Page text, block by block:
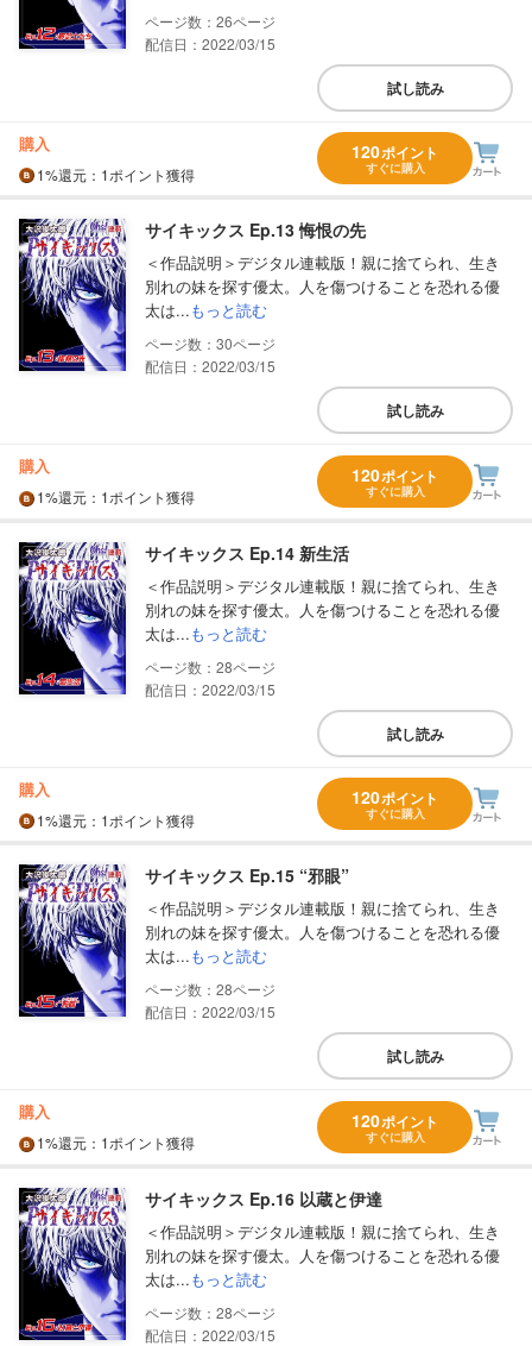
26
配信日：2022/03/15
試し読み
購入
1%還元 ：1ポイント獲得
120ポイント
すぐに購入
サイキックス Ep.13 悔恨の先
＜作品説明＞デジタル連載版！親に捨てられ、生き
別れの妹を探す優太。人を傷つけることを恐れる優
太は...もっと読む
30
配信日：2022/03/15
試し読み
購入
1%還元 ：1ポイント獲得
120ポイント
すぐに購入
サイキックス Ep.14 新生活
＜作品説明＞デジタル連載版！親に捨てられ、生き
別れの妹を探す優太。人を傷つけることを恐れる優
太は...もっと読む
28
配信日：2022/03/15
試し読み
購入
1%還元 ：1ポイント獲得
120ポイント
すぐに購入
サイキックス Ep.15 “邪眼”
＜作品説明＞デジタル連載版！親に捨てられ、生き
別れの妹を探す優太。人を傷つけることを恐れる優
太は...もっと読む
28
配信日：2022/03/15
試し読み
購入
1%還元 ：1ポイント獲得
120ポイント
すぐに購入
サイキックス Ep.16 以蔵と伊達
＜作品説明＞デジタル連載版！親に捨てられ、生き
別れの妹を探す優太。人を傷つけることを恐れる優
太は...もっと読む
28
配信日：2022/03/15